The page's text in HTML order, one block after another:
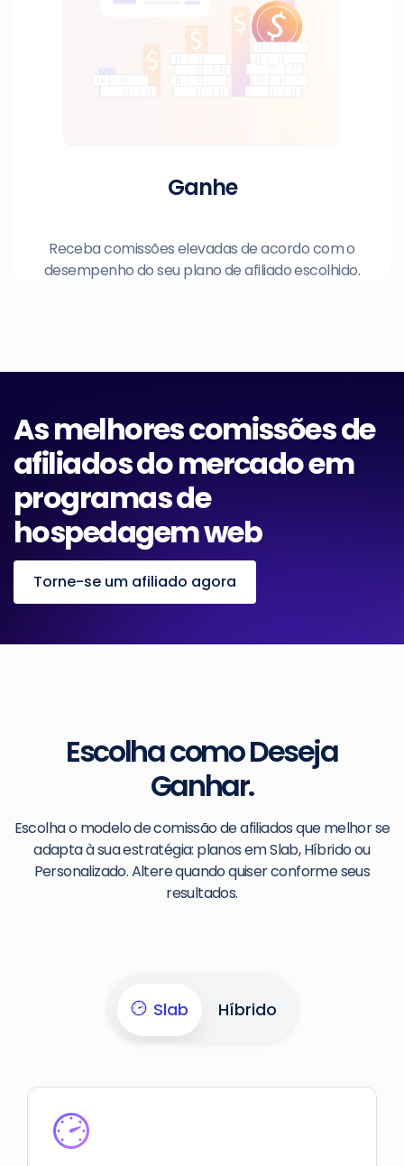
Ganhe
Receba comissões elevadas de acordo com o
desempenho do seu plano de afiliado escolhido.
As melhores comissões de
afiliados do mercado em
programas de
hospedagem web
Torne-se um afiliado agora
Escolha como Deseja
Ganhar.
Escolha o modelo de comissão de afiliados que melhor se
adapta à sua estratégia: planos em Slab, Híbrido ou
Personalizado. Altere quando quiser conforme seus
resultados.
Slab Híbrido